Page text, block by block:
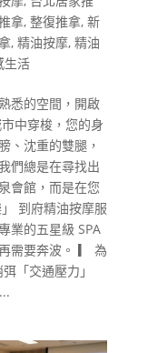
拿, 整復推拿, 新
, 精油按摩, 精油
生活
悉的空間，開啟
中穿梭，您的身
、沈重的雙腿，
們總是在尋找出
會館，而是在您
到府精油按摩服
業的五星級 SPA
需要奔波。 ▎ 為
「交通壓力」